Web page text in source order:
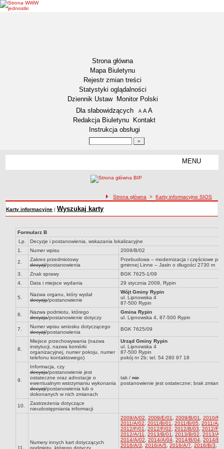
Strona główna
Mapa Biuletynu
Rejestr zmian treści
Statystyki oglądalności
Dziennik Ustaw
Monitor Polski
Menu dodatkowe
Dla słabowidzących A pomniejsz czcionkę
A standardowy rozmiar czcionki
A
Redakcja Biuletynu
Kontakt
Instrukcja obsługi
MENU
Lokalizacja
Dane statystyczne
Zadania publiczne
Związki i stowarzyszenia
Realizacja zadań publicznych
Rejestr zbiorów danych osobowych
Rejestr instytucji kultury
RODO Klauzule informacyjne
AKTUALNOŚCI I OGŁOSZENIA
URZĄD GMINY
Dane teleadresowe
Tabela informacyjna
Czas pracy urzędu
Nr konta bankowego, NIP, REGON
Pracownicy urzędu - urząd gminy
Pracownicy urzędu - baza magazynowo - warsztatowa
ścieżka nawigacji
Strona główna >Karty informacyjne SIOS
Karty informacyjne |Wyszukaj karty
Formularz B
Lp.
Decyzje i postanowienia, wskazania lokalizacyjne
1.
Numer wpisu 2009/B/02
2.
Zakres przedmiotowy
decyzji/postanowienia
Przebudowa – modernizacja i częściowe
gminnej Linne – Jasin o długości 2730 m
3.
Znak sprawy
BGK 7625-1/09
4.
Data i miejsce wydania 29 stycznia 2009, Rypin
5.
Nazwa organu, który wydał
decyzję/postanowienie
Wójt Gminy Rypin
ul. Lipnowska 4
87-500 Rypin
6.
Nazwa podmiotu, którego
decyzja/postanowienie dotyczy
Gmina Rypin
ul. Lipnowska 4, 87-500 Rypin
7.
Numer wpisu wniosku dotyczącego
decyzji/postanowienia
BGK 7625/09
8.
Miejsce przechowywania (nazwa
instytucji, nazwa komórki
organizacyjnej, numer pokoju, numer
telefonu kontaktowego)
Urząd Gminy Rypin
ul. Lipnowska 4
87-500 Rypin
pokój nr 2b; tel. 54 280 97 18
9.
Informacja, czy
decyzja/postanowienie jest
ostateczne oraz adnotacje o
ewentualnym wstrzymaniu wykonania
decyzji/postanowienia lub o
dokonanych w nich zmianach
tak /nie
postanowienie jest ostateczne; brak zmian
10.
Zastrzeżenia dotyczące
nieudostępniania informacji
11.
Numery innych kart dotyczących
podmiotu, którego dotyczy
2009/A/02 ,2009/E/01 ,2009/B/01 ,2010/F/
2011/A/02
,2011/B/01 ,2011/B/05 ,2011/A/
2012/F/01
,2012/F/02 ,2012/B/03 ,2012/F/
2012/A/11
,2013/B/01 ,2013/B/02 ,2013/A/
2014/A/02
,2014/A/04 ,2014/B/04 ,2014/B/
2016/A/3
,2016/A/5 ,2016/A/7 ,2016/B/3